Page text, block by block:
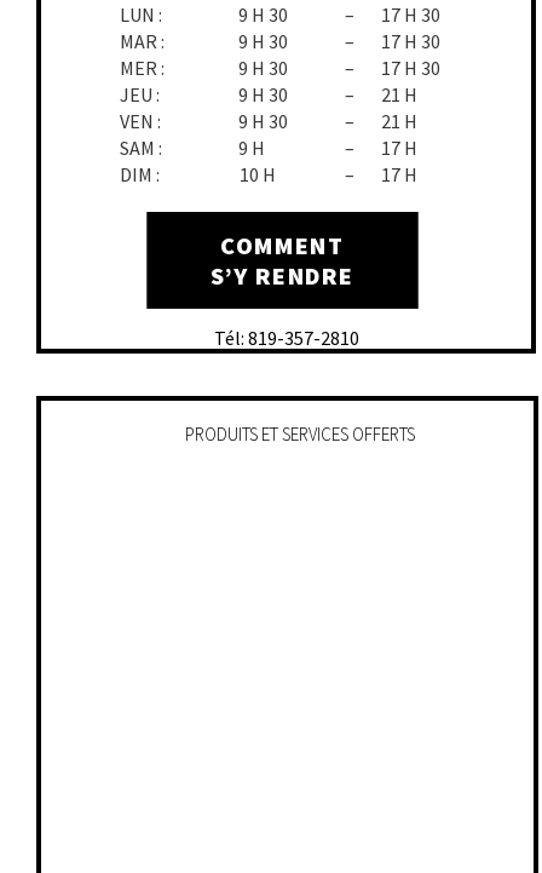
LUN : 9 H 30 –
17 H 30
MAR :
9 H 30 –
17 H 30
MER :
9 H 30 –
17 H 30
JEU :
9 H 30 –
21 H
VEN :
9 H 30 –
21 H
SAM :
9 H –
17 H
DIM :
10 H – 17 H
COMMENT
S’Y RENDRE
Tél: 819-357-2810
PRODUITS ET SERVICES OFFERTS